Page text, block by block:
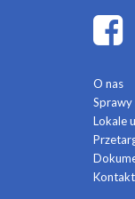
O nas
Sprawy
Lokale
Kontakt